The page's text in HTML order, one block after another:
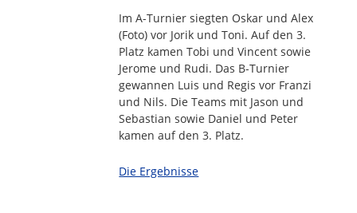
Im A-Turnier siegten Oskar und Alex
(Foto) vor Jorik und Toni. Auf den 3.
Platz kamen Tobi und Vincent sowie
Jerome und Rudi. Das B-Turnier
gewannen Luis und Regis vor Franzi
und Nils. Die Teams mit Jason und
Sebastian sowie Daniel und Peter
kamen auf den 3. Platz.
Die Ergebnisse